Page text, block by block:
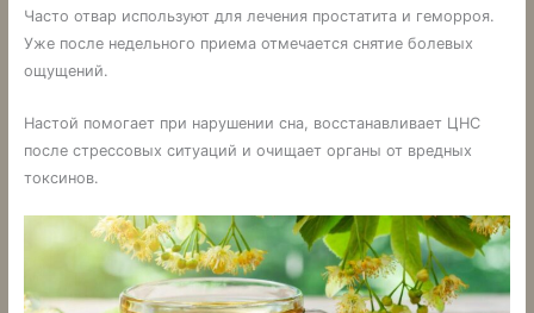
Часто отвар используют для лечения простатита и геморроя.
Уже после недельного приема отмечается снятие болевых
ощущений.
Настой помогает при нарушении сна, восстанавливает ЦНС
после стрессовых ситуаций и очищает органы от вредных
токсинов.